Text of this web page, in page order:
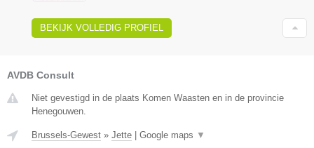
BEKIJK VOLLEDIG PROFIEL
AVDB Consult
Niet gevestigd in de plaats Komen Waasten en in de provincie
Henegouwen.
Brussels-Gewest » Jette | Google maps ▼